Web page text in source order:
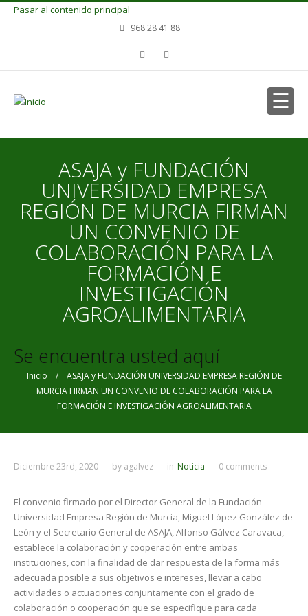
Pasar al contenido principal
968 28 41 88
ASAJA y FUNDACIÓN
UNIVERSIDAD EMPRESA
REGIÓN DE MURCIA FIRMAN
UN CONVENIO DE
COLABORACIÓN PARA LA
FORMACIÓN E
INVESTIGACIÓN
AGROALIMENTARIA
Se encuentra usted aquí
Inicio / ASAJA y FUNDACIÓN UNIVERSIDAD EMPRESA REGIÓN DE
MURCIA FIRMAN UN CONVENIO DE COLABORACIÓN PARA LA
FORMACIÓN E INVESTIGACIÓN AGROALIMENTARIA
Diciembre 23rd, 2020 by agalvez in Noticia 0 comments
El convenio firmado por el Director General de la Fundación
Universidad Empresa Región de Murcia, Miguel López González de
León y el Secretario General de ASAJA, Alfonso Gálvez Caravaca,
establece la colaboración y cooperación entre ambas
instituciones, con la finalidad de dar respuesta de la forma más
adecuada posible a sus objetivos e intereses, llevar a cabo
actividades o actuaciones conjuntamente con el grado de
colaboración o cooperación que se especifique para cada